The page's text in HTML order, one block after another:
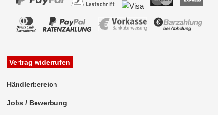
Vertrag widerrufen
Händlerbereich
Jobs / Bewerbung